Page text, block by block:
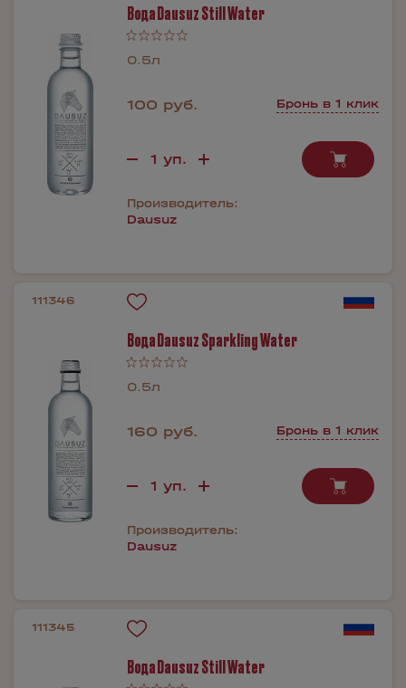
Вода Dausuz Still Water
0.5л
100 руб. Бронь в 1 клик
Производитель:
Dausuz
111346
Вода Dausuz Sparkling Water
0.5л
160 руб. Бронь в 1 клик
Производитель:
Dausuz
111345
Вода Dausuz Still Water